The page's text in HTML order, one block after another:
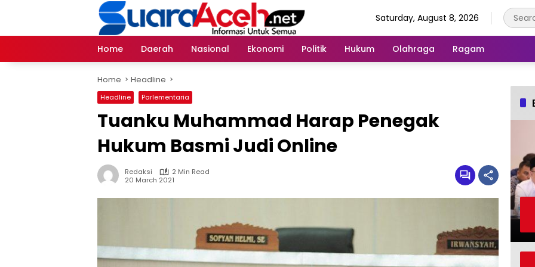
Saturday, August 8, 2026
Home Daerah Nasional Ekonomi Politik Hukum Olahraga Ragam
Home Headline
Headline Parlementaria
Tuanku Muhammad Harap Penegak
Hukum Basmi Judi Online
Redaksi
2 Min Read
20 March 2021